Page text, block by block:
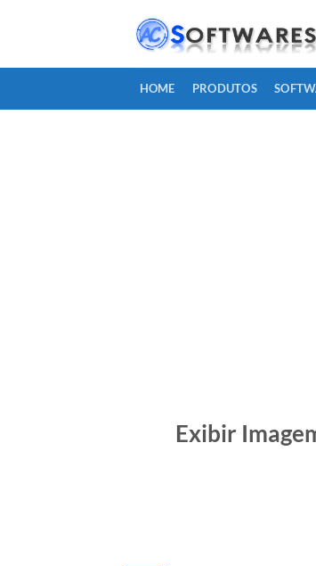
HOME PRODUTOS
Exibir